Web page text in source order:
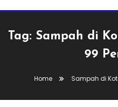
Tag: Sampah di
99
Home Sampah di